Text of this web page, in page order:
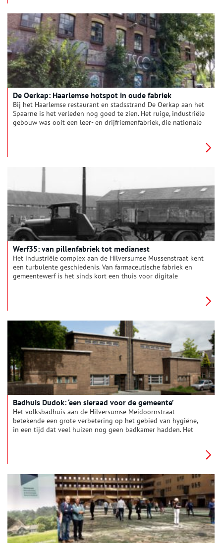
brengen. Maar wie was ingenieur Arie Keppler eigenlijk?
De Oerkap: Haarlemse hotspot in oude fabriek
Bij het Haarlemse restaurant en stadsstrand De Oerkap aan het
Spaarne is het verleden nog goed te zien. Het ruige, industriële
gebouw was ooit een leer- en drijfriemenfabriek, die nationale
Werf35: van pillenfabriek tot medianest
Het industriële complex aan de Hilversumse Mussenstraat kent
een turbulente geschiedenis. Van farmaceutische fabriek en
gemeentewerf is het sinds kort een thuis voor digitale
Badhuis Dudok: ‘een sieraad voor de gemeente’
Het volksbadhuis aan de Hilversumse Meidoornstraat
betekende een grote verbetering op het gebied van hygiëne,
in een tijd dat veel huizen nog geen badkamer hadden. Het